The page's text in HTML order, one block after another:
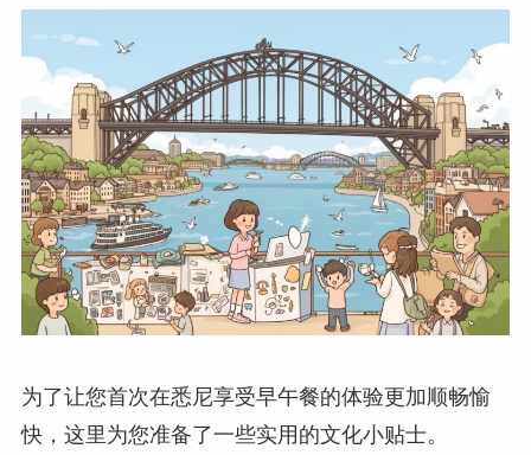
为了让您首次在悉尼享受早午餐的体验更加顺畅愉
快，这里为您准备了一些实用的文化小贴士。